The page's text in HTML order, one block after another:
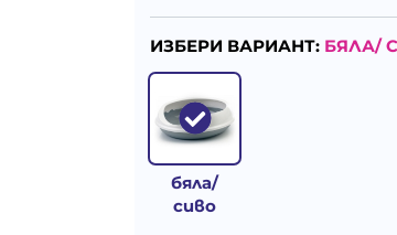
ИЗБЕРИ ВАРИАНТ: БЯЛА/
бяла/
сиво